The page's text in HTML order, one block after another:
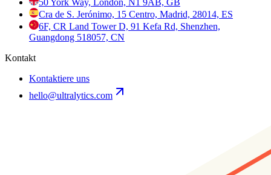
50 York Way, London, N1 9AB, GB
Cra de S. Jerónimo, 15 Centro, Madrid, 28014, ES
6F, CR Land Tower D, 91 Kefa Rd, Shenzhen,
Guangdong 518057, CN
Kontakt
Kontaktiere uns
hello@ultralytics.com